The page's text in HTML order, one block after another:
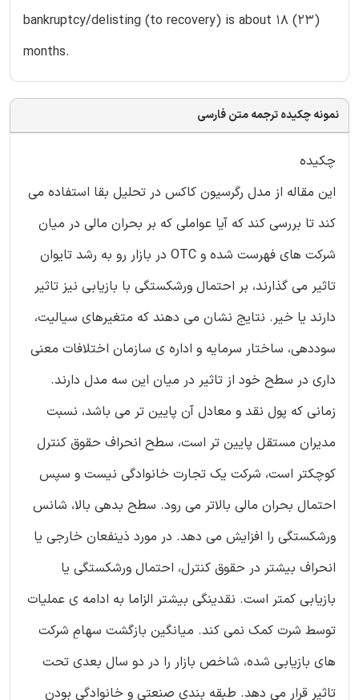
bankruptcy/delisting (to recovery) is about 18 (23)
months.
نمونه چکیده ترجمه متن فارسی
چکیده
این مقاله از مدل رگرسیون کاکس در تحلیل بقا استفاده می
کند تا بررسی کند که آیا عواملی که بر بحران مالی در میان
شرکت های فهرست شده و OTC در بازار رو به رشد تایوان
تاثیر می گذارند، بر احتمال ورشکستگی با بازیابی نیز تاثیر
دارند یا خیر. نتایج نشان می دهند که متغیرهای سیالیت،
سوددهی، ساختار سرمایه و اداره ی سازمان اختلافات معنی
داری در سطح خود از تاثیر در میان این سه مدل دارند.
زمانی که پول نقد و معادل آن پایین تر می باشد، نسبت
مدیران مستقل پایین تر است، سطح انحراف حقوق کنترل
کوچکتر است، شرکت یک تجارت خانوادگی نیست و سپس
احتمال بحران مالی بالاتر می رود. سطح بدهی بالا، شانس
ورشکستگی را افزایش می دهد. در مورد ذینفعان خارجی یا
انحراف بیشتر در حقوق کنترل، احتمال ورشکستگی یا
بازیابی کمتر است. نقدینگی بیشتر الزاما به ادامه ی عملیات
توسط شرت کمک نمی کند. میانگین بازگشت سهامِ شرکت
های بازیابی شده، شاخص بازار را در دو سال بعدی تحت
تاثیر قرار می دهد. طبقه بندی صنعتی و خانوادگی بودن